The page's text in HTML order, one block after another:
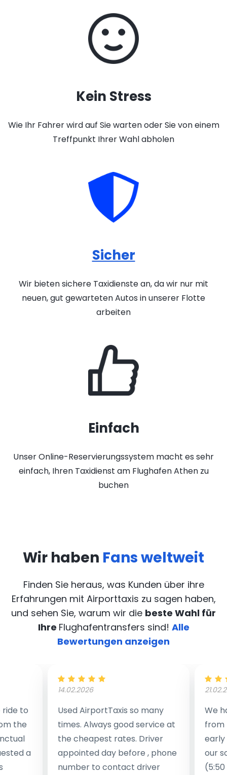
Kein Stress
Wie Ihr Fahrer wird auf Sie warten oder Sie von einem
Treffpunkt Ihrer Wahl abholen
Sicher
Wir bieten sichere Taxidienste an, da wir nur mit
neuen, gut gewarteten Autos in unserer Flotte
arbeiten
Einfach
Unser Online-Reservierungssystem macht es sehr
einfach, Ihren Taxidienst am Flughafen Athen zu
buchen
Wir haben Fans weltweit
Finden Sie heraus, was Kunden über ihre
Erfahrungen mit Airporttaxis zu sagen haben,
und sehen Sie, warum wir die beste Wahl für
Ihre Flughafentransfers sind! Alle
Bewertungen anzeigen
to
the
a
14.02.2026
Used AirportTaxis so many
times. Always good service at
the cheapest rates. Driver
appointed day before , phone
number to contact driver
We
from
early
our